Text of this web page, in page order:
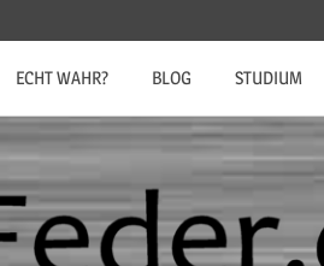
ECHT WAHR? BLOG STUDIUM